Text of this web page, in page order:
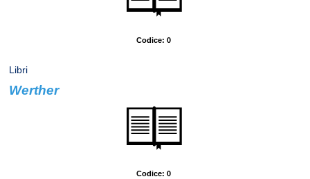
Codice: 0
Libri
Werther
Autore: Goethe, Wolfang
Codice: 0